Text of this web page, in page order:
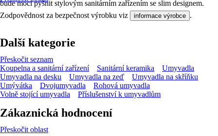
bude moci pyšnit stylovým sanitárním zařízením se slim designem.
Zodpovědnost za bezpečnost výrobku viz informace výrobce .
Další kategorie
Přeskočit seznam
Koupelna a sanitární zařízení
Sanitární keramika
Umyvadla
Umyvadla na desku
Umyvadla na zeď
Umyvadla na skříňku
Umývátka
Dvojumyvadla
Rohová umyvadla
Volně stojící umyvadla
Příslušenství k umyvadlům
Zákaznická hodnocení
Přeskočit oblast